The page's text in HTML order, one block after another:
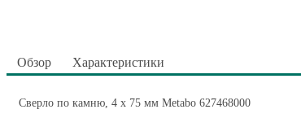
Обзор Характеристики
Сверло по камню, 4 х 75 мм Metabo 627468000